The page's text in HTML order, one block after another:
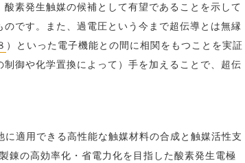
素発生触媒の候補として有望であることを示して
です。また、過電圧という今まで超伝導とは無縁
）といった電子機能との間に相関をもつことを実証
御や化学置換によって）手を加えることで、超伝
適用できる高性能な触媒材料の合成と触媒活性支
錬の高効率化・省電力化を目指した酸素発生電極